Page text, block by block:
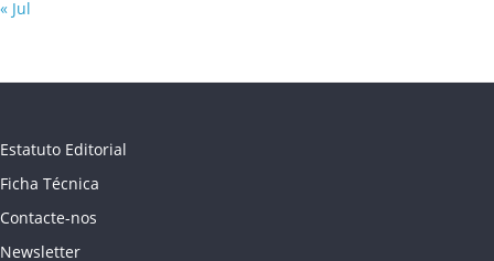
« Jul
Estatuto Editorial
Ficha Técnica
Contacte-nos
Newsletter